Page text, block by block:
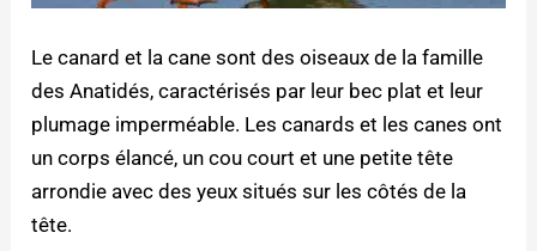
Le canard et la cane sont des oiseaux de la famille
des Anatidés, caractérisés par leur bec plat et leur
plumage imperméable. Les canards et les canes ont
un corps élancé, un cou court et une petite tête
arrondie avec des yeux situés sur les côtés de la
tête.